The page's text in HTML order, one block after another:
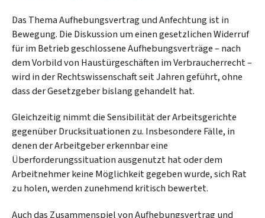
Das Thema Aufhebungsvertrag und Anfechtung ist in
Bewegung. Die Diskussion um einen gesetzlichen Widerruf
für im Betrieb geschlossene Aufhebungsverträge – nach
dem Vorbild von Haustürgeschäften im Verbraucherrecht –
wird in der Rechtswissenschaft seit Jahren geführt, ohne
dass der Gesetzgeber bislang gehandelt hat.
Gleichzeitig nimmt die Sensibilität der Arbeitsgerichte
gegenüber Drucksituationen zu. Insbesondere Fälle, in
denen der Arbeitgeber erkennbar eine
Überforderungssituation ausgenutzt hat oder dem
Arbeitnehmer keine Möglichkeit gegeben wurde, sich Rat
zu holen, werden zunehmend kritisch bewertet.
Auch das Zusammenspiel von Aufhebungsvertrag und